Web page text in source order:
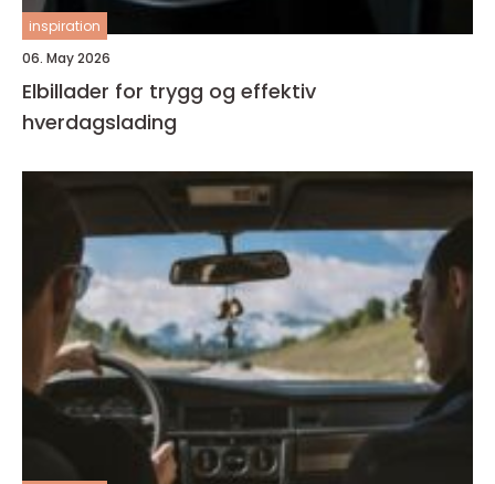
inspiration
06. May 2026
Elbillader for trygg og effektiv
hverdagslading